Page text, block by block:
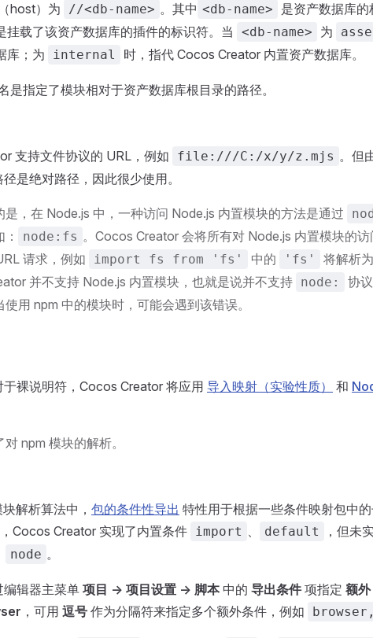
host）为 //<db-name> 。其中 <db-name>
是资产数据库
挂载了该资产数据库的插件的标识符。当
<db-name> 为
库；为
internal 时，指代 Cocos Creator 内置资产数据库。
是指定了模块相对于资产数据库根目录的路径。
支持文件协议的 URL，例如 file:///C:/x/y/z.mjs 。但
是绝对路径，因此很少使用。
是，在 Node.js 中，一种访问 Node.js 内置模块的方法是通过
node:fs 。Cocos Creator 会将所有对 Node.js 内置模块的
请求，例如 import fs from 'fs' 中的 'fs' 将解析为
并不支持 Node.js 内置模块，也就是说并不支持 node:
协
用 npm 中的模块时，可能会遇到该错误。
于裸说明符，Cocos Creator 将应用 导入映射（实验性质） 和
npm 模块的解析。
解析算法中， 包的条件性导出 特性用于根据一些条件映射包中
Cocos Creator 实现了内置条件 import 、 default ，但未
node 。
辑器主菜单 项目 -> 项目设置 -> 脚本中的 导出条件项指定 额外
，可用 逗号 作为分隔符来指定多个额外条件，例如